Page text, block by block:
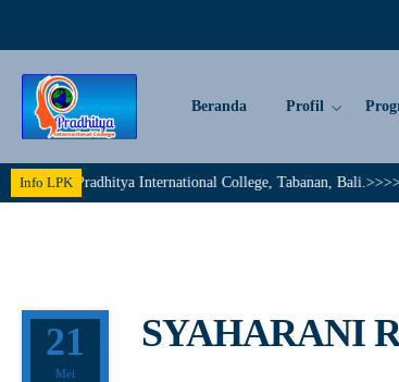
Beranda Profil
Info LPKInternational College, Tabanan, Bali.>>>>>><<<<<
21
Mei
SYAHARANI